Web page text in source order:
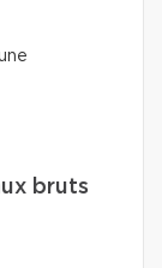
bruts